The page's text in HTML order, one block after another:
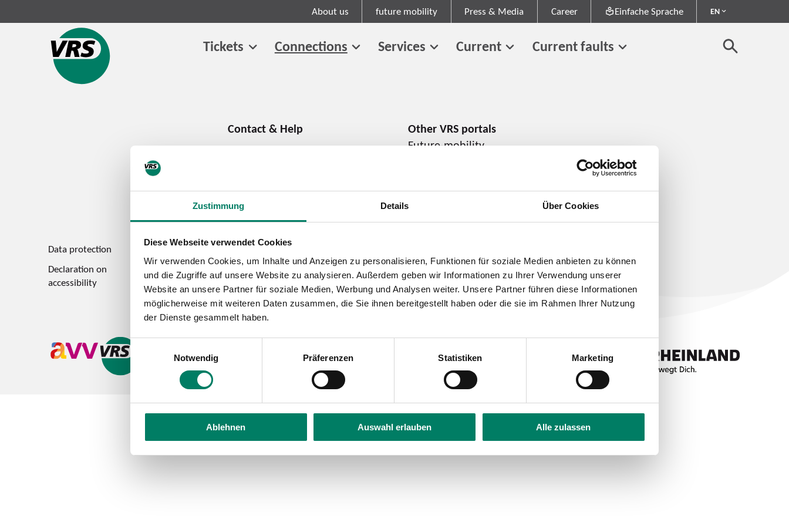
Zustimmung Details Über Cookies
Diese Webseite verwendet Cookies
Wir verwenden Cookies, um Inhalte und Anzeigen zu personalisieren, Funktionen für soziale Medien anbieten zu können
und die Zugriffe auf unsere Website zu analysieren. Außerdem geben wir Informationen zu Ihrer Verwendung unserer
Website an unsere Partner für soziale Medien, Werbung und Analysen weiter. Unsere Partner führen diese Informationen
möglicherweise mit weiteren Daten zusammen, die Sie ihnen bereitgestellt haben oder die sie im Rahmen Ihrer Nutzung
der Dienste gesammelt haben.
Einwilligungsauswahl
Notwendig
Präferenzen Statistiken Marketing
Ablehnen Auswahl erlauben Alle zulassen
About us future mobility Press & Media Career Einfache Sprache EN
Tickets Connections Services Current Current faults
Future-mobility
Career
Data protection Imprint
Declaration on
accessibility
Feedback on accessibility